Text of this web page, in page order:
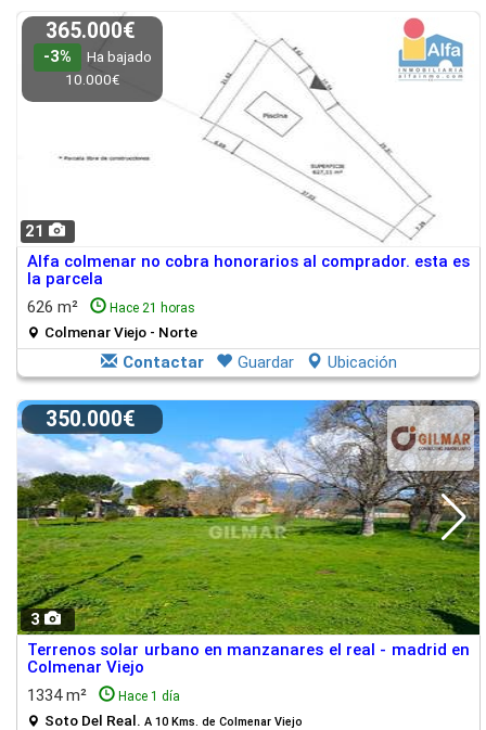
21
365.000€
-3%
Ha bajado
10.000€
Alfa colmenar no cobra honorarios al comprador. esta es
la parcela
626 m²
Hace 21 horas
Colmenar Viejo - Norte
Contactar Guardar Ubicación
3
350.000€
Terrenos solar urbano en manzanares el real - madrid en
Colmenar Viejo
1334 m²
Hace 1 día
Soto Del Real. A 10 Kms. de Colmenar Viejo